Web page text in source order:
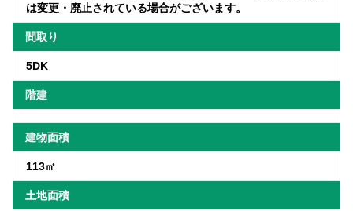
は変更・廃止されている場合がございます。
間取り
5DK
階建
建物面積
113㎡
土地面積